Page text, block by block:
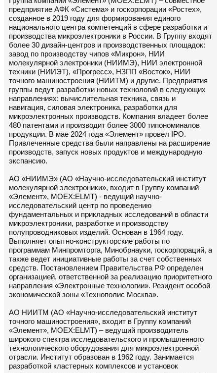
предприятие АФК «Система» и госкорпорации «Ростех»,
созданное в 2019 году для формирования единого
национального центра компетенций в сфере разработки и
производства микроэлектроники в России. В Группу входят
более 30 дизайн-центров и производственных площадок:
завод по производству чипов «Микрон», НИИ
молекулярной электроники (НИИМЭ), НИИ электронной
техники (НИИЭТ), «Прогресс», НЗПП «Восток», НИИ
точного машиностроения (НИИТМ) и другие. Предприятия
группы ведут разработки новых технологий в следующих
направлениях: вычислительная техника, связь и
навигация, силовая электроника, разработки для
микроэлектронных производств. Компания владеет более
480 патентами и производит более 3000 типономиналов
продукции. В мае 2024 года «Элемент» провел IPO.
Привлеченные средства были направлены на расширение
производств, запуск новых продуктов и международную
экспансию.
АО «НИИМЭ» (АО «Научно-исследовательский институт
молекулярной электроники», входит в Группу компаний
«Элемент», MOEX:ELMT) - ведущий научно-
исследовательский центр по проведению
фундаментальных и прикладных исследований в области
микроэлектроники, разработке и производству
полупроводниковых изделий. Основан в 1964 году.
Выполняет опытно-конструкторские работы по
программам Минпромторга, Минобрнауки, госкорпораций, а
также ведет инициативные работы за счет собственных
средств. Постановлением Правительства РФ определен
организацией, ответственной за реализацию приоритетного
направления «Электронные технологии». Резидент особой
экономической зоны «Технополис Москва».
АО НИИТМ (АО «Научно-исследовательский институт
точного машиностроения», входит в Группу компаний
«Элемент», MOEX:ELMT) – ведущий производитель
широкого спектра исследовательского и промышленного
технологического оборудования для микроэлектронной
отрасли. Институт образован в 1962 году. Занимается
разработкой кластерных комплексов и установок